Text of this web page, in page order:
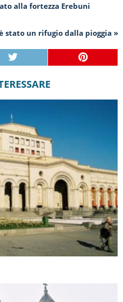
alla fortezza Erebuni
stato un rifugio dalla pioggia »